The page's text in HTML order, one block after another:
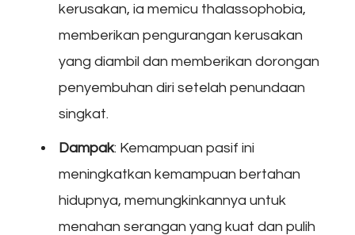
kerusakan, ia memicu thalassophobia,
memberikan pengurangan kerusakan
yang diambil dan memberikan dorongan
penyembuhan diri setelah penundaan
singkat.
Dampak: Kemampuan pasif ini
meningkatkan kemampuan bertahan
hidupnya, memungkinkannya untuk
menahan serangan yang kuat dan pulih